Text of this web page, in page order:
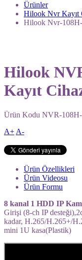
Ürünler
Hilook Nvr Kayıt
Hilook Nvr-
Hilook
Kayıt
Ürün Kodu NVR-
A+ A-
Ürün Özellikleri
Ürün Videosu
Ürün Formu
8 kanal 1 HDD IP
Girişi (8-ch IP
kadar, H.265/H.265+/
mini 1U kasa(Plastik)